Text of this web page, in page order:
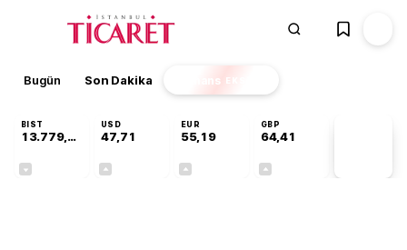
Bugün Son Dakika Finans EKSTRA
BIST
13.779,39
USD
47,71
EUR
55,19
GBP
64,41